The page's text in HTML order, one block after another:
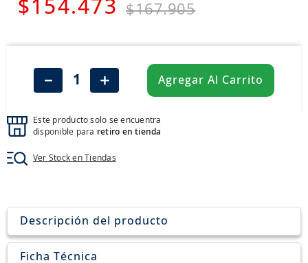
$154.473 $167.905
＋
－ Agregar Al Carrito
Este producto solo se encuentra
disponible para retiro en tienda
Ver Stock en Tiendas
Descripción del producto
Ficha Técnica
7.
chevrolet
jockey john deere